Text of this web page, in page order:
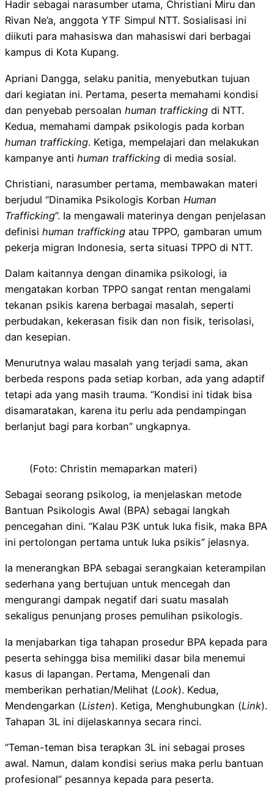
Hadir sebagai narasumber utama, Christiani Miru dan
Rivan Ne’a, anggota YTF Simpul NTT. Sosialisasi ini
diikuti para mahasiswa dan mahasiswi dari berbagai
kampus di Kota Kupang.
Apriani Dangga, selaku panitia, menyebutkan tujuan
dari kegiatan ini. Pertama, peserta memahami kondisi
dan penyebab persoalan human trafficking di NTT.
Kedua, memahami dampak psikologis pada korban
human trafficking. Ketiga, mempelajari dan melakukan
kampanye anti human trafficking di media sosial.
Christiani, narasumber pertama, membawakan materi
berjudul “Dinamika Psikologis Korban Human
Trafficking”. Ia mengawali materinya dengan penjelasan
definisi human trafficking atau TPPO, gambaran umum
pekerja migran Indonesia, serta situasi TPPO di NTT.
Dalam kaitannya dengan dinamika psikologi, ia
mengatakan korban TPPO sangat rentan mengalami
tekanan psikis karena berbagai masalah, seperti
perbudakan, kekerasan fisik dan non fisik, terisolasi,
dan kesepian.
Menurutnya walau masalah yang terjadi sama, akan
berbeda respons pada setiap korban, ada yang adaptif
tetapi ada yang masih trauma. “Kondisi ini tidak bisa
disamaratakan, karena itu perlu ada pendampingan
berlanjut bagi para korban” ungkapnya.
(Foto: Christin memaparkan materi)
Sebagai seorang psikolog, ia menjelaskan metode
Bantuan Psikologis Awal (BPA) sebagai langkah
pencegahan dini. “Kalau P3K untuk luka fisik, maka BPA
ini pertolongan pertama untuk luka psikis” jelasnya.
Ia menerangkan BPA sebagai serangkaian keterampilan
sederhana yang bertujuan untuk mencegah dan
mengurangi dampak negatif dari suatu masalah
sekaligus penunjang proses pemulihan psikologis.
Ia menjabarkan tiga tahapan prosedur BPA kepada para
peserta sehingga bisa memiliki dasar bila menemui
kasus di lapangan. Pertama, Mengenali dan
memberikan perhatian/Melihat (Look). Kedua,
Mendengarkan (Listen). Ketiga, Menghubungkan (Link).
Tahapan 3L ini dijelaskannya secara rinci.
“Teman-teman bisa terapkan 3L ini sebagai proses
awal. Namun, dalam kondisi serius maka perlu bantuan
profesional” pesannya kepada para peserta.